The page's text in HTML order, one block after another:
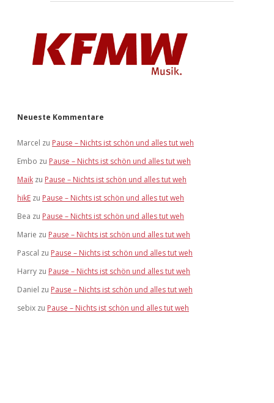
Neueste Kommentare
Marcel zu Pause – Nichts ist schön und alles tut weh
Embo zu Pause – Nichts ist schön und alles tut weh
Maik zu Pause – Nichts ist schön und alles tut weh
hikE zu Pause – Nichts ist schön und alles tut weh
Bea zu Pause – Nichts ist schön und alles tut weh
Marie zu Pause – Nichts ist schön und alles tut weh
Pascal zu Pause – Nichts ist schön und alles tut weh
Harry zu Pause – Nichts ist schön und alles tut weh
Daniel zu Pause – Nichts ist schön und alles tut weh
sebix zu Pause – Nichts ist schön und alles tut weh